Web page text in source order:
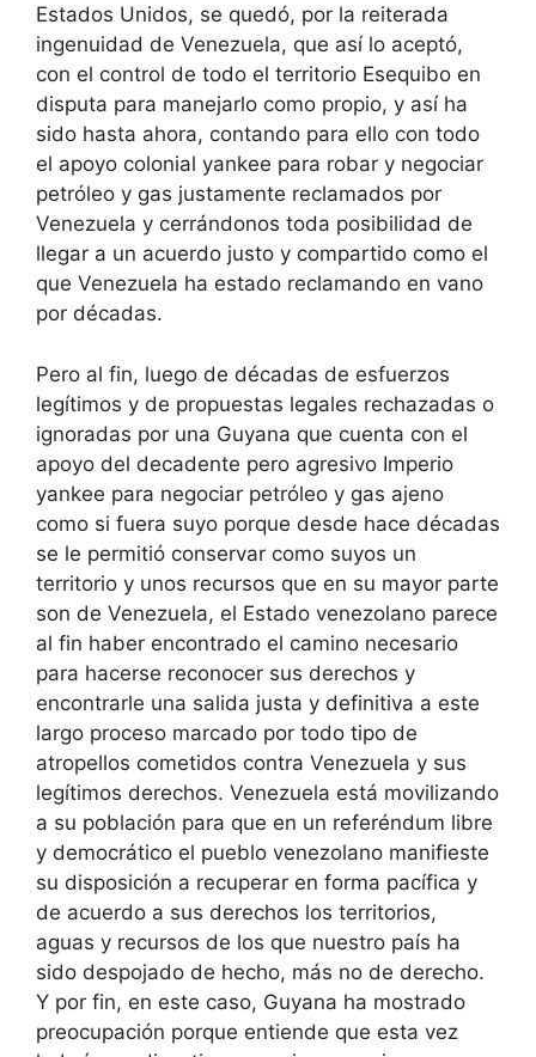
Estados Unidos, se quedó, por la reiterada
ingenuidad de Venezuela, que así lo aceptó,
con el control de todo el territorio Esequibo en
disputa para manejarlo como propio, y así ha
sido hasta ahora, contando para ello con todo
el apoyo colonial yankee para robar y negociar
petróleo y gas justamente reclamados por
Venezuela y cerrándonos toda posibilidad de
llegar a un acuerdo justo y compartido como el
que Venezuela ha estado reclamando en vano
por décadas.
Pero al fin, luego de décadas de esfuerzos
legítimos y de propuestas legales rechazadas o
ignoradas por una Guyana que cuenta con el
apoyo del decadente pero agresivo Imperio
yankee para negociar petróleo y gas ajeno
como si fuera suyo porque desde hace décadas
se le permitió conservar como suyos un
territorio y unos recursos que en su mayor parte
son de Venezuela, el Estado venezolano parece
al fin haber encontrado el camino necesario
para hacerse reconocer sus derechos y
encontrarle una salida justa y definitiva a este
largo proceso marcado por todo tipo de
atropellos cometidos contra Venezuela y sus
legítimos derechos. Venezuela está movilizando
a su población para que en un referéndum libre
y democrático el pueblo venezolano manifieste
su disposición a recuperar en forma pacífica y
de acuerdo a sus derechos los territorios,
aguas y recursos de los que nuestro país ha
sido despojado de hecho, más no de derecho.
Y por fin, en este caso, Guyana ha mostrado
preocupación porque entiende que esta vez